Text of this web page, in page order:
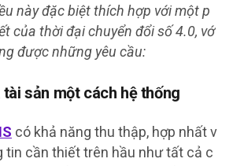
này đặc biệt thích hợp với một p
của thời đại chuyển đổi số 4.0, vớ
được những yêu cầu:
tài sản một cách hệ thống
có khả năng thu thập, hợp nhất v
tin cần thiết trên hầu như tất cả c